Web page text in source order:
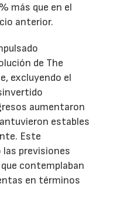
más que en el
anterior.
de The
excluyendo el
aumentaron
estables
Este
previsiones
contemplaban
en términos